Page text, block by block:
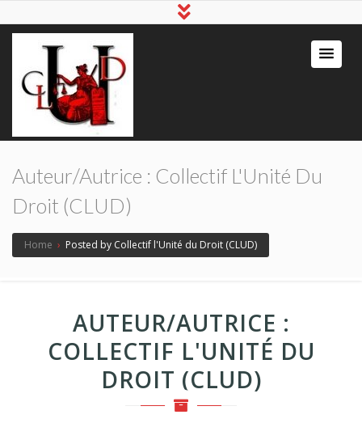
Auteur/autrice : Collectif L'Unité Du
Droit (CLUD)
Home › Posted by Collectif l'Unité du Droit (CLUD)
AUTEUR/AUTRICE :
COLLECTIF L'UNITÉ DU
DROIT (CLUD)